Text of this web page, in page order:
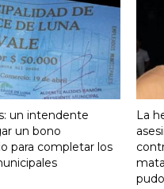
un intendente
un bono
para completar los
La